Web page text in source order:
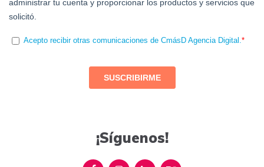
¡Síguenos!